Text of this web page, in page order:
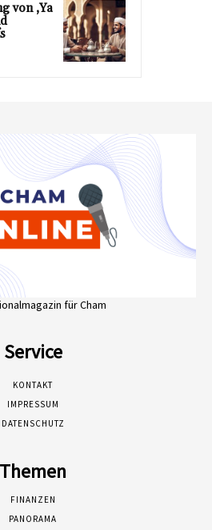
von ‚Ya
für Cham
Service
KONTAKT
IMPRESSUM
DATENSCHUTZ
Themen
FINANZEN
PANORAMA